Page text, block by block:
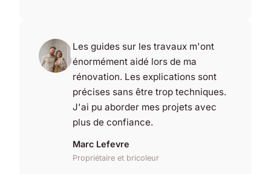
Les guides sur les travaux m'ont
énormément aidé lors de ma
rénovation. Les explications sont
précises sans être trop techniques.
J'ai pu aborder mes projets avec
plus de confiance.
Marc Lefevre
Propriétaire et bricoleur